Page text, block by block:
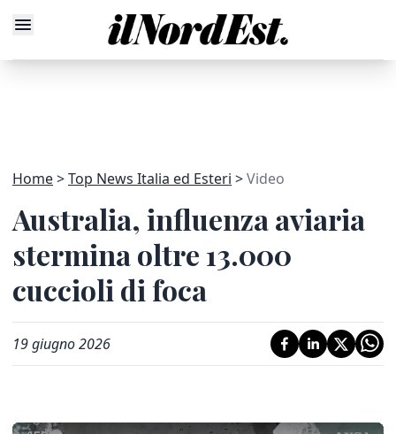
Home Top News Italia ed Esteri Video
Australia, influenza aviaria
stermina oltre 13.000
cuccioli di foca
19 giugno 2026